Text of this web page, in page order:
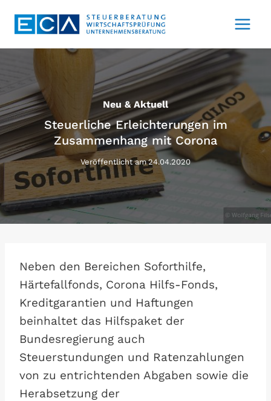
Inhalt
Neu & Aktuell
Steuerliche Erleichterungen im
Zusammenhang mit Corona
Veröffentlicht am 24.04.2020
Neben den Bereichen Soforthilfe,
Härtefallfonds, Corona Hilfs-Fonds,
Kreditgarantien und Haftungen
beinhaltet das Hilfspaket der
Bundesregierung auch
Steuerstundungen und Ratenzahlungen
von zu entrichtenden Abgaben sowie die
Herabsetzung der